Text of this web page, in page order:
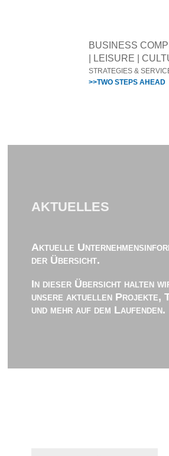
BUSINESS
| LEISURE |
STRATEGIES &
>>TWO STEPS AHEAD
AKTUELLES
Aktuelle
der Übersicht.
In dieser Übersicht halten
unsere aktuellen Projekte,
und mehr auf dem Laufenden.